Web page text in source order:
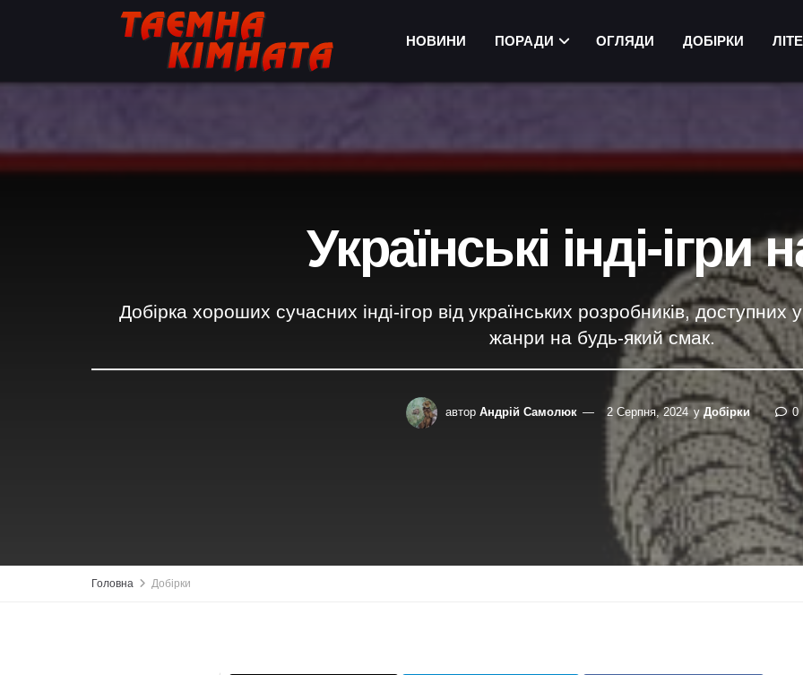
НОВИНИ ПОРАДИ ОГЛЯДИ ДОБІРКИ
Українські інді-ігри
Добірка хороших сучасних інді-ігор від українських розробників, доступних
жанри на будь-який смак.
автор Андрій Самолюк 2 Серпня, 2024 у Добірки 0
Головна Добірки